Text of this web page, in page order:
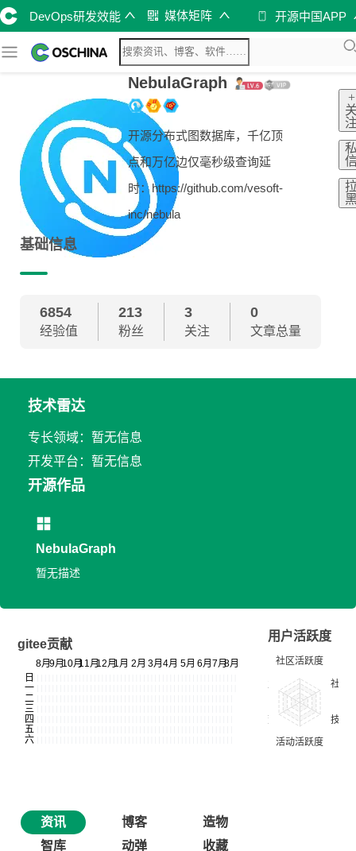
DevOps研发效能 媒体矩阵 开源中国APP
NebulaGraph
开源分布式图数据库，千亿顶
点和万亿边仅毫秒级查询延
时：https://github.com/vesoft-
inc/nebula
+
基础信息
6854
经验值
213
粉丝
3
关注
0
文章总量
技术雷达
专长领域：暂无信息
开发平台：暂无信息
开源作品
NebulaGraph
暂无描述
gitee贡献
用户活跃度
资讯 博客
造物
智库
动弹
收藏